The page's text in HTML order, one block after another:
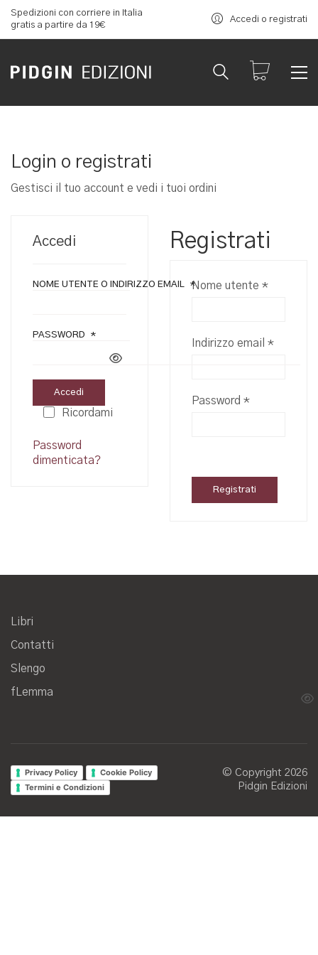
Spedizioni con corriere in Italia
gratis a partire da 19€
Accedi o registrati
Login o registrati
Gestisci il tuo account e vedi i tuoi ordini
Accedi
NOME UTENTE O INDIRIZZO EMAIL *
RICHIESTO
PASSWORD *
RICHIESTO
Accedi
Ricordami
Password
dimenticata?
Registrati
Nome utente *Richiesto
Indirizzo email *
Password *Richiesto
Registrati
Libri
Contatti
Slengo
fLemma
© Copyright 2026
Pidgin Edizioni
Privacy Policy
Cookie Policy
Termini e Condizioni